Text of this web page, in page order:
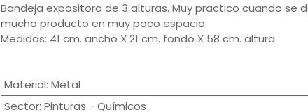
Bandeja expositora de 3 alturas. Muy practico cuando se
mucho producto en muy poco espacio.
Medidas: 41 cm. ancho X 21 cm. fondo X 58 cm. altura
Material: Metal
Sector: Pinturas - Químicos